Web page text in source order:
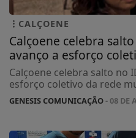
CALÇOENE
Calçoene celebra
avanço a esforço
Calçoene celebra salto no
esforço coletivo da rede
GENESIS COMUNICAÇÃO- 08 DE